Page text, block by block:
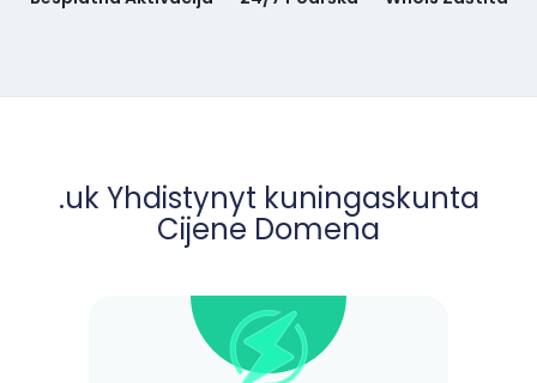
.uk Yhdistynyt kuningaskunta
Cijene Domena